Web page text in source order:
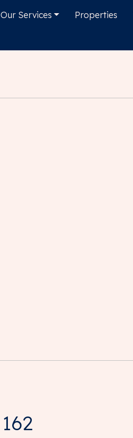
Our Services Properties
162